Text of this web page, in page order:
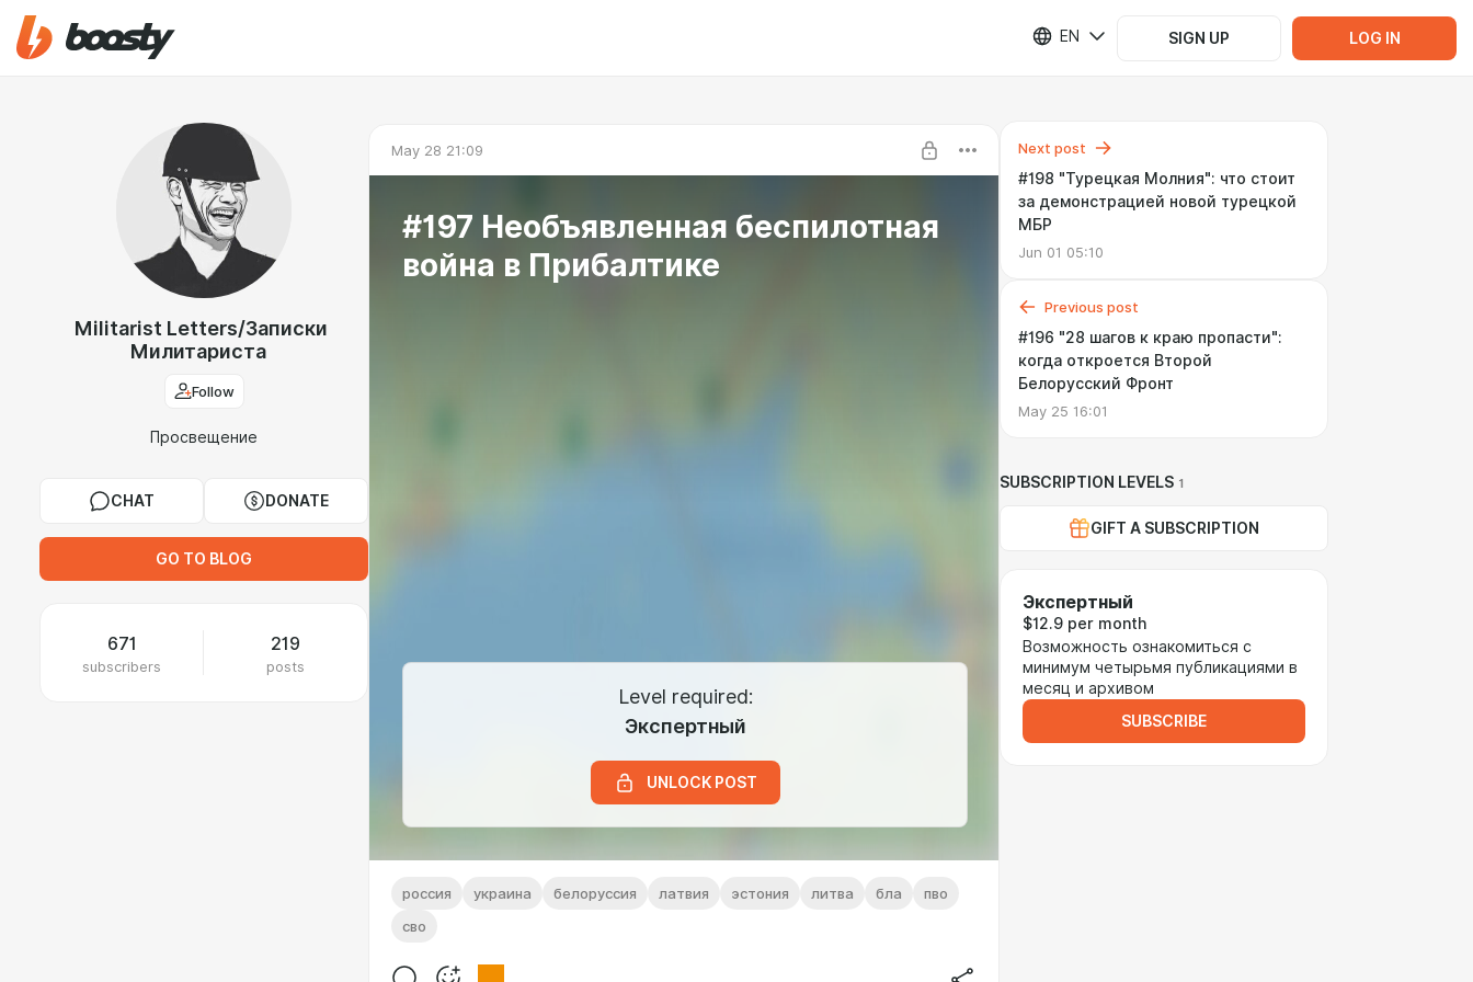
EN SIGN UP LOG IN
Militarist Letters/Записки
Милитариста
Follow
Просвещение
CHAT DONATE
GO TO BLOG
671
subscribers
219
posts
May 28 21:09
#197 Необъявленная беспилотная
война в Прибалтике
Level required:
Экспертный
UNLOCK POST
россия украина белоруссия латвия эстония литва бла
пво
сво
Next post
#198 "Турецкая Молния": что стоит
за демонстрацией новой турецкой
МБР
Jun 01 05:10
Previous post
#196 "28 шагов к краю пропасти":
когда откроется Второй
Белорусский Фронт
May 25 16:01
SUBSCRIPTION LEVELS 1
GIFT A SUBSCRIPTION
Экспертный
$12.9 per month
Возможность ознакомиться с
минимум четырьмя публикациями в
месяц и архивом
SUBSCRIBE